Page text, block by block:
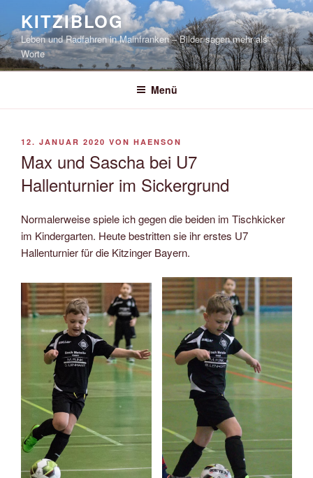
springen
KITZIBLOG
Leben und Radfahren in Mainfranken – Bilder sagen mehr als
Worte
Menü
VERÖFFENTLICHT
12. JANUAR 2020 VON HAENSON
Max und Sascha bei U7
Hallenturnier im Sickergrund
Normalerweise spiele ich gegen die beiden im Tischkicker
im Kindergarten. Heute bestritten sie ihr erstes U7
Hallenturnier für die Kitzinger Bayern.